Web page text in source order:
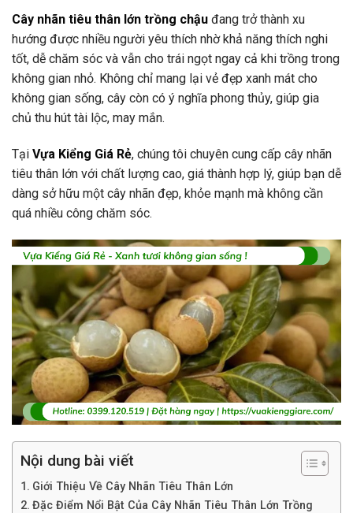
Cây nhãn tiêu thân lớn trồng chậu đang trở thành xu
hướng được nhiều người yêu thích nhờ khả năng thích nghi
tốt, dễ chăm sóc và vẫn cho trái ngọt ngay cả khi trồng trong
không gian nhỏ. Không chỉ mang lại vẻ đẹp xanh mát cho
không gian sống, cây còn có ý nghĩa phong thủy, giúp gia
chủ thu hút tài lộc, may mắn.
Tại Vựa Kiểng Giá Rẻ, chúng tôi chuyên cung cấp cây nhãn
tiêu thân lớn với chất lượng cao, giá thành hợp lý, giúp bạn dễ
dàng sở hữu một cây nhãn đẹp, khỏe mạnh mà không cần
quá nhiều công chăm sóc.
Nội dung bài viết
Giới Thiệu Về Cây Nhãn Tiêu Thân Lớn
Đặc Điểm Nổi Bật Của Cây Nhãn Tiêu Thân Lớn Trồng